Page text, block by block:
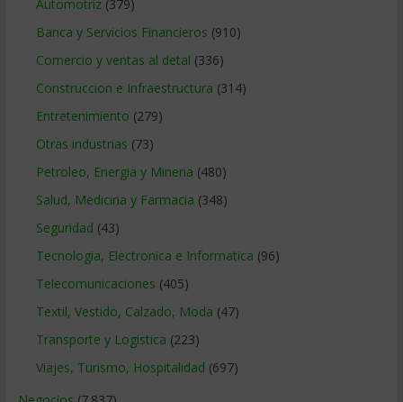
Automotriz(379)
Banca y Servicios Financieros (910)
Comercio y ventas al detal (336)
Construccion e Infraestructura (314)
Entretenimiento (279)
Otras industrias (73)
Petroleo, Energia y Mineria (480)
Salud, Medicina y Farmacia (348)
Seguridad (43)
Tecnologia, Electronica e Informatica (96)
Telecomunicaciones (405)
Textil, Vestido, Calzado, Moda (47)
Transporte y Logistica (223)
Viajes, Turismo, Hospitalidad (697)